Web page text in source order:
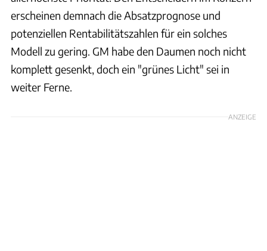
erscheinen demnach die Absatzprognose und
potenziellen Rentabilitätszahlen für ein solches
Modell zu gering. GM habe den Daumen noch nicht
komplett gesenkt, doch ein "grünes Licht" sei in
weiter Ferne.
ANZEIGE